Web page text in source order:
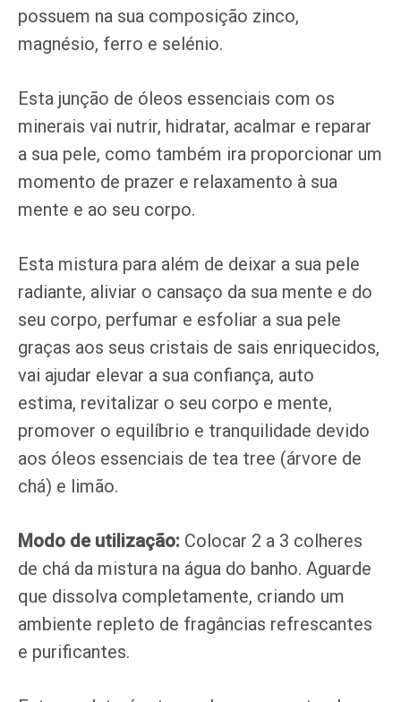
possuem na sua composição zinco,
magnésio, ferro e selénio.
Esta junção de óleos essenciais com os
minerais vai nutrir, hidratar, acalmar e reparar
a sua pele, como também ira proporcionar um
momento de prazer e relaxamento à sua
mente e ao seu corpo.
Esta mistura para além de deixar a sua pele
radiante, aliviar o cansaço da sua mente e do
seu corpo, perfumar e esfoliar a sua pele
graças aos seus cristais de sais enriquecidos,
vai ajudar elevar a sua confiança, auto
estima, revitalizar o seu corpo e mente,
promover o equilíbrio e tranquilidade devido
aos óleos essenciais de tea tree (árvore de
chá) e limão.
Modo de utilização: Colocar 2 a 3 colheres
de chá da mistura na água do banho. Aguarde
que dissolva completamente, criando um
ambiente repleto de fragâncias refrescantes
e purificantes.